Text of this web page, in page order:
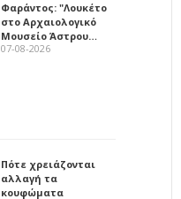
Φαράντος: "Λουκέτο
στο Αρχαιολογικό
Μουσείο Άστρου…
07-08-2026
Πότε χρειάζονται
αλλαγή τα
κουφώματα